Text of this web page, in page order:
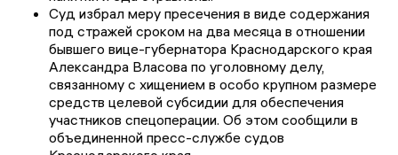
Суд избрал меру пресечения в виде содержания
под стражей сроком на два месяца в отношении
бывшего вице-губернатора Краснодарского края
Александра Власова по уголовному делу,
связанному с хищением в особо крупном размере
средств целевой субсидии для обеспечения
участников спецоперации. Об этом сообщили в
объединенной пресс-службе судов